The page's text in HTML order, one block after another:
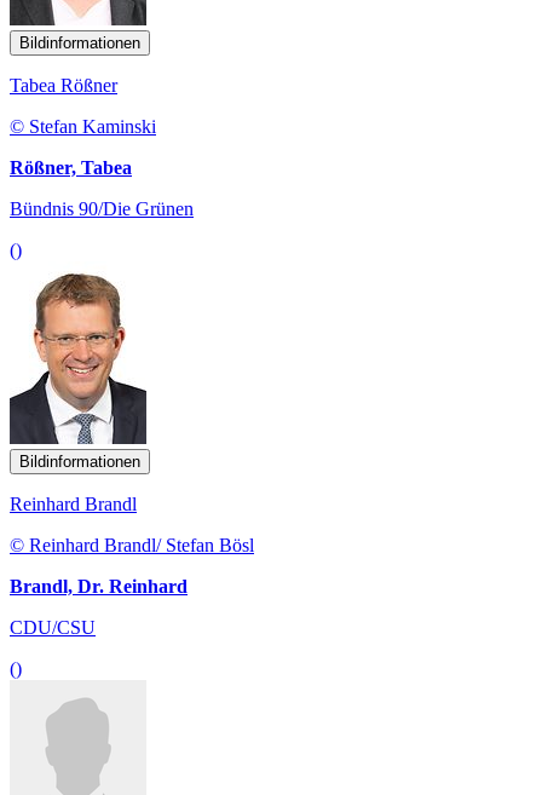
Bildinformationen
Tabea Rößner
© Stefan Kaminski
Rößner, Tabea
Bündnis 90/Die Grünen
()
Bildinformationen
Reinhard Brandl
© Reinhard Brandl/ Stefan Bösl
Brandl, Dr. Reinhard
CDU/CSU
()